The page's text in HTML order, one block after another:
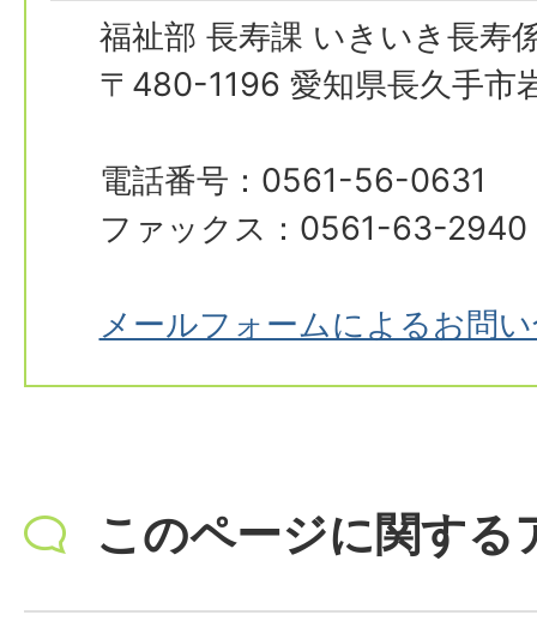
福祉部 長寿課 いきいき長寿
〒480-1196 愛知県長久手市
電話番号：0561-56-0631
ファックス：0561-63-2940
メールフォームによるお問
このページに関する